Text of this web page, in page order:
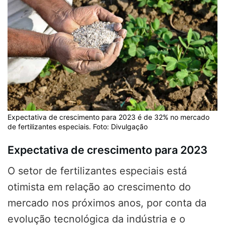
Expectativa de crescimento para 2023 é de 32% no mercado
de fertilizantes especiais. Foto: Divulgação
Expectativa de crescimento para 2023
O setor de fertilizantes especiais está
otimista em relação ao crescimento do
mercado nos próximos anos, por conta da
evolução tecnológica da indústria e o